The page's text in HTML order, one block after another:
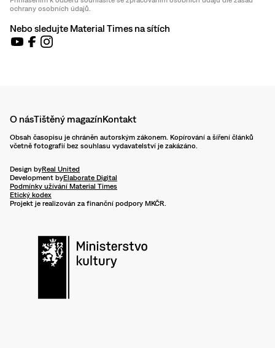
ochrany osobních údajů.
Nebo sledujte Material Times na sítích
O násTištěný magazínKontakt
Obsah časopisu je chráněn autorským zákonem. Kopírování a šíření článků
včetně fotografií bez souhlasu vydavatelství je zakázáno.
Design byReal United
Development byElaborate Digital
Podmínky užívání Material Times
Etický kodex
Projekt je realizován za finanční podpory MKČR.